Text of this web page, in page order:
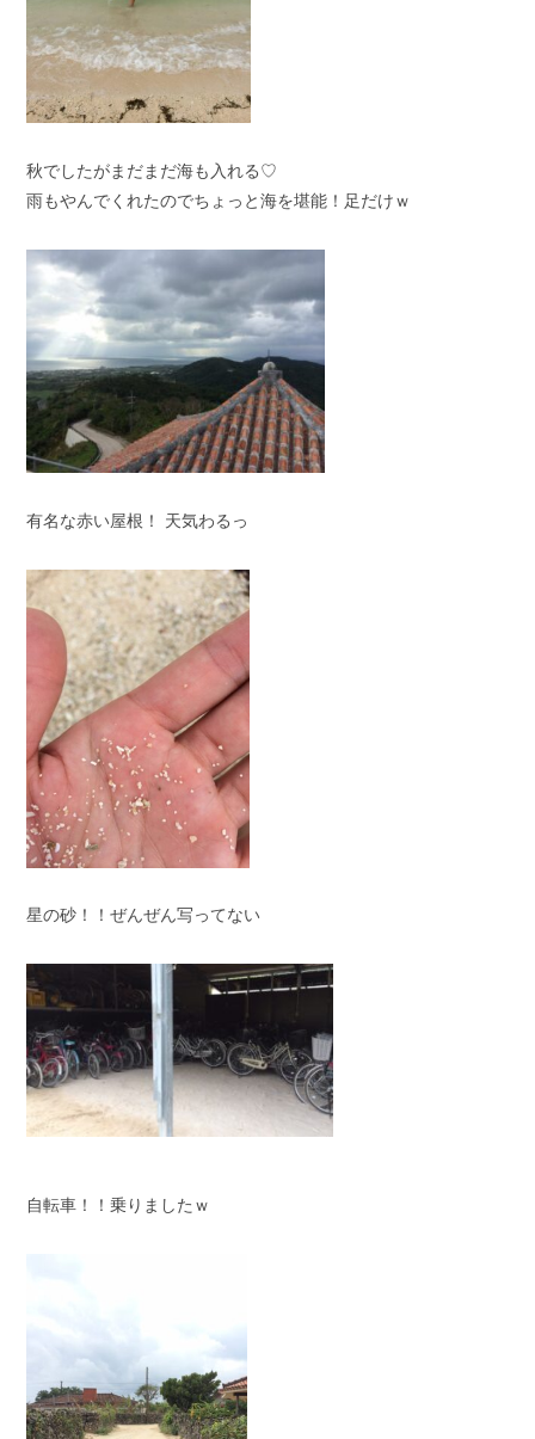
秋でしたがまだまだ海も入れる♡
雨もやんでくれたのでちょっと海を堪能！足だけｗ
有名な赤い屋根！ 天気わるっ
星の砂！！ぜんぜん写ってない
自転車！！乗りましたｗ